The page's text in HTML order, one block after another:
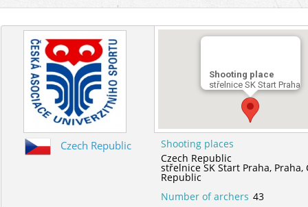
Shooting place
střelnice SK Start Praha
Czech Republic
Shooting places
Czech Republic
střelnice SK Start Praha, Praha,
Republic
Number of archers 43